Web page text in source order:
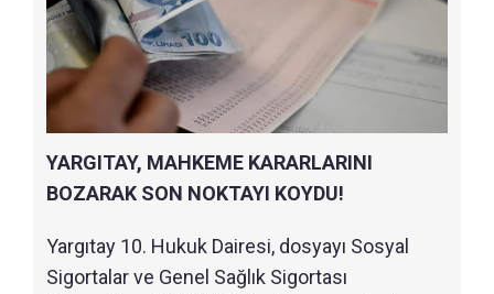
YARGITAY, MAHKEME KARARLARINI
BOZARAK SON NOKTAYI KOYDU!
Yargıtay 10. Hukuk Dairesi, dosyayı Sosyal
Sigortalar ve Genel Sağlık Sigortası